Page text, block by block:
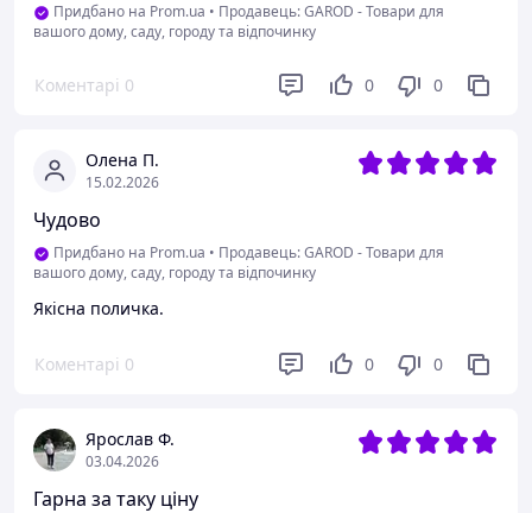
Придбано на Prom.ua • Продавець: GAROD - Товари для
вашого дому, саду, городу та відпочинку
Коментарі 0 0 0
Олена П.
15.02.2026
Чудово
Придбано на Prom.ua • Продавець: GAROD - Товари для
вашого дому, саду, городу та відпочинку
Якісна поличка.
Коментарі 0 0 0
Ярослав Ф.
03.04.2026
Гарна за таку ціну